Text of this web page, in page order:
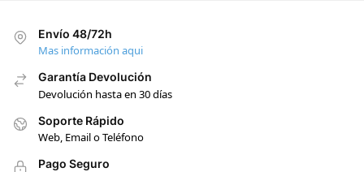
Envío 48/72h
Mas información aqui
Garantía Devolución
Devolución hasta en 30 días
Soporte Rápido
Web, Email o Teléfono
Pago Seguro